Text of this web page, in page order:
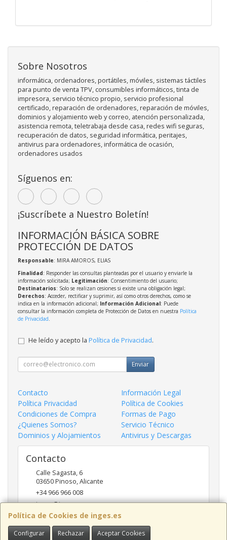
Política de Cookies de inges.es
Configurar Rechazar Aceptar Cookies
Sobre Nosotros
informática, ordenadores, portátiles, móviles, sistemas táctiles
para punto de venta TPV, consumibles informáticos, tinta de
impresora, servicio técnico propio, servicio profesional
certificado, reparación de ordenadores, reparación de móviles,
dominios y alojamiento web y correo, atención personalizada,
asistencia remota, teletrabaja desde casa, redes wifi seguras,
recuperación de datos, seguridad informática, peritajes,
antivirus para ordenadores, informática de ocasión,
ordenadores usados
Síguenos en:
¡Suscríbete a Nuestro Boletín!
INFORMACIÓN BÁSICA SOBRE
PROTECCIÓN DE DATOS
Responsable: MIRA AMOROS, ELIAS
Finalidad: Responder las consultas planteadas por el usuario y enviarle la
información solicitada; Legitimación: Consentimiento del usuario;
Destinatarios: Solo se realizan cesiones si existe una obligación legal;
Derechos: Acceder, rectificar y suprimir, así como otros derechos, como se
indica en la información adicional; Información Adicional: Puede
consultar la información completa de Protección de Datos en nuestra Política
de Privacidad
He leído y acepto la Política de Privacidad.
Enviar
Contacto
Información Legal
Política Privacidad
Política de Cookies
Condiciones de Compra
Formas de Pago
¿Quienes Somos?
Servicio Técnico
Dominios y Alojamientos
Antivirus y Descargas
Contacto
Calle Sagasta, 6
03650Pinoso,Alicante
+34 966 966 008
inges@inges.es
Horario